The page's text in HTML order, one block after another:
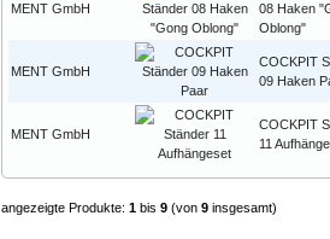
MENT GmbH
08 Haken
Oblong"
MENT GmbH
COCKPIT
09 Haken
MENT GmbH
COCKPIT
11
angezeigte Produkte: 1 bis 9 (von 9 insgesamt)